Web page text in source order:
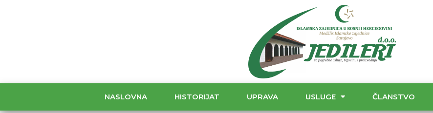
NASLOVNA HISTORIJAT UPRAVA USLUGE ČLANSTVO